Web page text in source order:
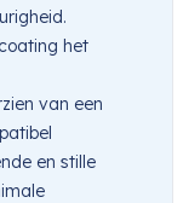
het
van een
en stille